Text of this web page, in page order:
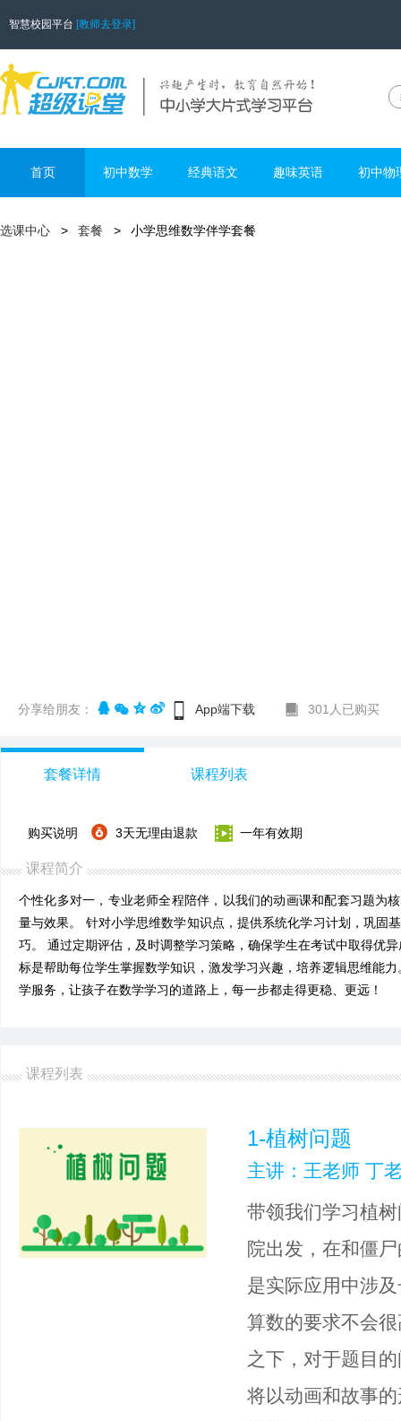
智慧校园平台 [教师去登录]
首页 初中数学 经典语文 趣味英语 初中物
选课中心 套餐 小学思维数学伴学套餐
分享给朋友： App端下载 301人已购买
套餐详情 课程列表
购买说明 3天无理由退款 一年有效期
课程简介
个性化多对一，专业老师全程陪伴，以我们的动画课和配套习题为
量与效果。 针对小学思维数学知识点，提供系统化学习计划，巩固
巧。 通过定期评估，及时调整学习策略，确保学生在考试中取得优
标是帮助每位学生掌握数学知识，激发学习兴趣，培养逻辑思维能
学服务，让孩子在数学学习的道路上，每一步都走得更稳、更远！
课程列表
1-植树问题
主讲：王老师 丁
带领我们学习植
院出发，在和僵
是实际应用中涉
算数的要求不会
之下，对于题目
将以动画和故事